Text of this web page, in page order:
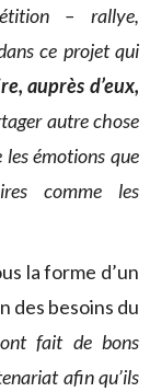
– rallye,
ce projet qui
auprès d’eux,
autre chose
les émotions que
comme les
la forme d’un
des besoins du
fait de bons
afin qu’ils